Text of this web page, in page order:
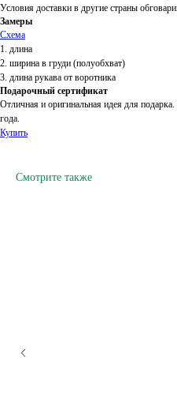
Условия доставки в другие страны
Замеры
Схема
1. длина
2. ширина в груди (полуобхват)
3. длина рукава от воротника
Подарочный сертификат
Отличная и оригинальная идея для
года.
Купить
Смотрите также